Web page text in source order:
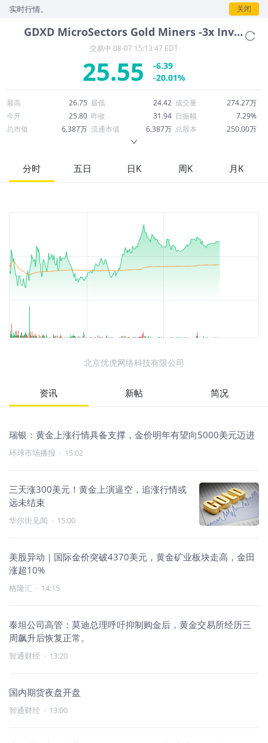
行情。 关闭
GDXD MicroSectors Gold Miners -3x Inverse Leveraged ETN
交易中 08-07 15:13:47 EDT
25.55
-6.39
-20.01%
最高 26.75 最低 24.42 成交量
274.27万
今开
25.80 昨收 31.94 日振幅
7.29%
总市值
6,387万 流通市值 6,387万 总股本
250.00万
52周最高
474.00 市盈率
0.02
股息
分时 五日 日K 周K 月K
北京优虎网络科技有限公司
资讯 新帖 简况
瑞银：黄金上涨行情具备支撑，金价明年有望向5000美元迈进
环球市场播报 · 15:02
三天涨300美元！黄金上演逼空，追涨行情或
远未结束
华尔街见闻 · 15:00
美股异动｜国际金价突破4370美元，黄金矿业板块走高，金田
涨超10%
格隆汇 · 14:15
泰坦公司高管：莫迪总理呼吁抑制购金后，黄金交易所经历三
周飙升后恢复正常。
智通财经 · 13:20
国内期货夜盘开盘
智通财经 · 13:00